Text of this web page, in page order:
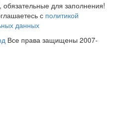
для заполнения!
с политикой
данных
Все права защищены 2007-